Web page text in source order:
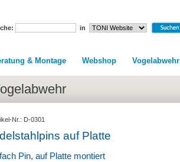
in
& Montage Webshop Vogelabwehr
Nr.: D-0301
auf Platte
Pin, auf Platte montiert